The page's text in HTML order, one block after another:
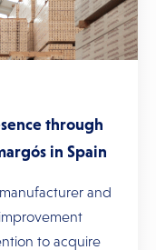
through
in Spain
and
to acquire